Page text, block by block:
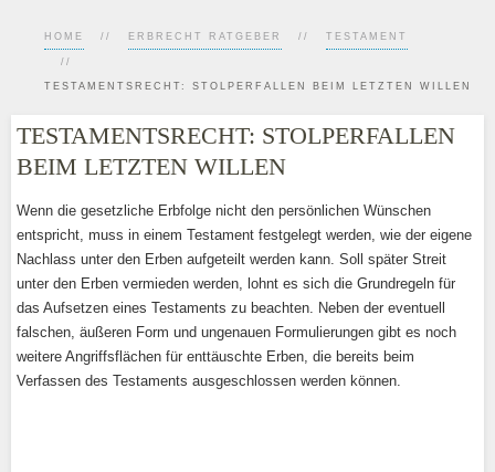
HOME ERBRECHT RATGEBER TESTAMENT
TESTAMENTSRECHT: STOLPERFALLEN BEIM LETZTEN WILLEN
TESTAMENTSRECHT: STOLPERFALLEN
BEIM LETZTEN WILLEN
Wenn die gesetzliche Erbfolge nicht den persönlichen Wünschen
entspricht, muss in einem Testament festgelegt werden, wie der eigene
Nachlass unter den Erben aufgeteilt werden kann. Soll später Streit
unter den Erben vermieden werden, lohnt es sich die Grundregeln für
das Aufsetzen eines Testaments zu beachten. Neben der eventuell
falschen, äußeren Form und ungenauen Formulierungen gibt es noch
weitere Angriffsflächen für enttäuschte Erben, die bereits beim
Verfassen des Testaments ausgeschlossen werden können.